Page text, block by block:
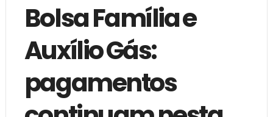
Bolsa Família e
Auxílio Gás:
pagamentos